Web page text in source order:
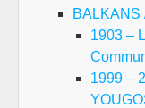
BALKANS
1903 –
1999 –